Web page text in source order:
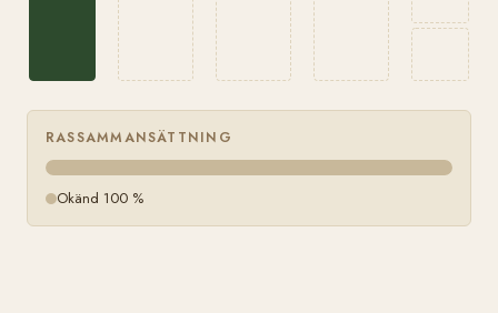
RASSAMMANSÄTTNING
Okänd 100 %